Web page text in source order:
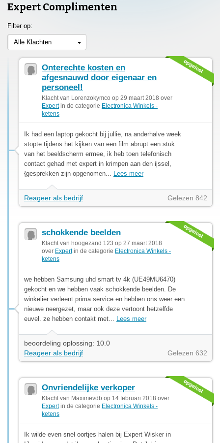
Expert Complimenten
Filter op:
Alle Klachten
Onterechte kosten en
afgesnauwd door eigenaar en
personeel!
Klacht van Lorenzokymco op 29 maart 2018 over
Expertin de categorie Electronica Winkels -
ketens
Ik had een laptop gekocht bij jullie, na anderhalve week
stopte tijdens het kijken van een film abrupt een stuk
van het beeldscherm ermee, ik heb toen telefonisch
contact gehad met expert in krimpen aan den ijssel,
{gesprekken zijn opgenomen... Lees meer
Reageer als bedrijf Gelezen 842
schokkende beelden
Klacht van hoogezand 123 op 27 maart 2018
over Expertin de categorie Electronica Winkels -
ketens
we hebben Samsung uhd smart tv 4k (UE49MU6470)
gekocht en we hebben vaak schokkende beelden. De
winkelier verleent prima service en hebben ons weer een
nieuwe neergezet, maar ook deze vertoont hetzelfde
euvel. ze hebben contakt met... Lees meer
beoordeling oplossing: 10.0
Reageer als bedrijf
Gelezen 632
Onvriendelijke verkoper
Klacht van Maximevdb op 14 februari 2018 over
Expertin de categorie Electronica Winkels -
ketens
Ik wilde even snel oortjes halen bij Expert Wisker in